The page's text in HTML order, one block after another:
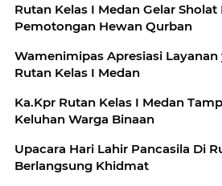
Rutan Kelas I Medan Gelar
Pemotongan Hewan Qurban
Wamenimipas Apresiasi
Rutan Kelas I Medan
Ka.Kpr Rutan Kelas I Medan
Keluhan Warga Binaan
Upacara Hari Lahir Pancasila Di
Berlangsung Khidmat